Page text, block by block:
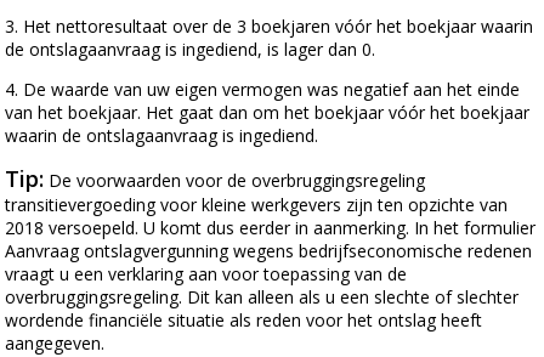
3. Het nettoresultaat over de 3 boekjaren vóór het boekjaar waarin
de ontslagaanvraag is ingediend, is lager dan 0.
4. De waarde van uw eigen vermogen was negatief aan het einde
van het boekjaar. Het gaat dan om het boekjaar vóór het boekjaar
waarin de ontslagaanvraag is ingediend.
Tip: De voorwaarden voor de overbruggingsregeling
transitievergoeding voor kleine werkgevers zijn ten opzichte van
2018 versoepeld. U komt dus eerder in aanmerking. In het formulier
Aanvraag ontslagvergunning wegens bedrijfseconomische redenen
vraagt u een verklaring aan voor toepassing van de
overbruggingsregeling. Dit kan alleen als u een slechte of slechter
wordende financiële situatie als reden voor het ontslag heeft
aangegeven.